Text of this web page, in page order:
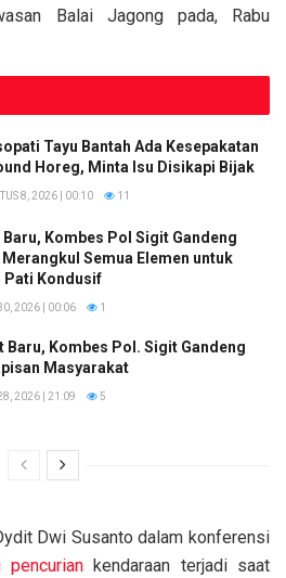
Balai Jagong pada, Rabu
Tayu Bantah Ada Kesepakatan
Horeg, Minta Isu Disikapi Bijak
8, 2026 | 00:10 11
Baru, Kombes Pol Sigit Gandeng
Merangkul Semua Elemen untuk
Pati Kondusif
2026 | 00:06 1
Baru, Kombes Pol. Sigit Gandeng
Masyarakat
2026 | 21:09 5
Dwi Susanto dalam konferensi
pencurian kendaraan terjadi saat